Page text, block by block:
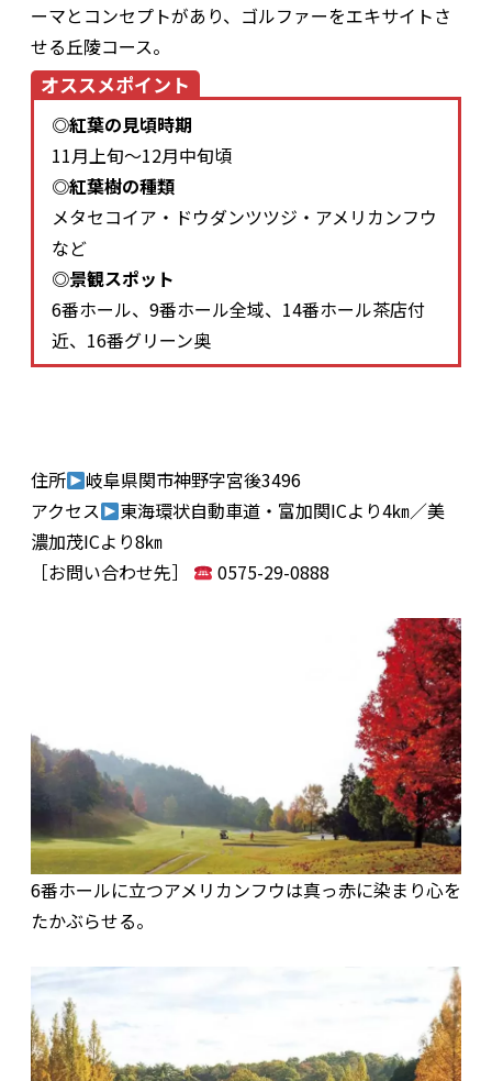
ーマとコンセプトがあり、ゴルファーをエキサイトさ
せる丘陵コース。
オススメポイント
◎紅葉の見頃時期
11月上旬～12月中旬頃
◎紅葉樹の種類
メタセコイア・ドウダンツツジ・アメリカンフウ
など
◎景観スポット
6番ホール、9番ホール全域、14番ホール茶店付
近、16番グリーン奥
住所
岐阜県関市神野字宮後3496
アクセス
東海環状自動車道・富加関ICより4㎞／美
濃加茂ICより8㎞
［お問い合わせ先］
0575-29-0888
6番ホールに立つアメリカンフウは真っ赤に染まり心を
たかぶらせる。